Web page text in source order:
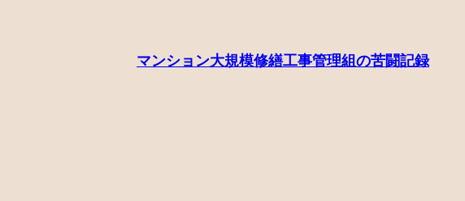
マンション大規模修繕工事管理組の苦闘記録